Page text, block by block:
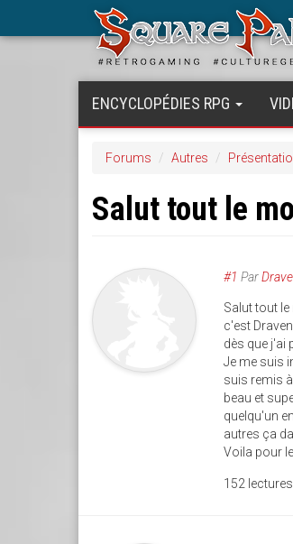
ENCYCLOPÉDIES RPG
Forums Autres
Salut tout le
#1 Par
Salut tout
c'est
dès que j'ai
Je me suis
suis remis
beau et
quelqu'un
autres ça
Voila pour
152 lectures